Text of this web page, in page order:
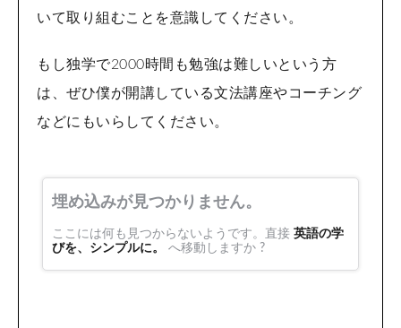
いて取り組むことを意識してください。
もし独学で2000時間も勉強は難しいという方
は、ぜひ僕が開講している文法講座やコーチング
などにもいらしてください。